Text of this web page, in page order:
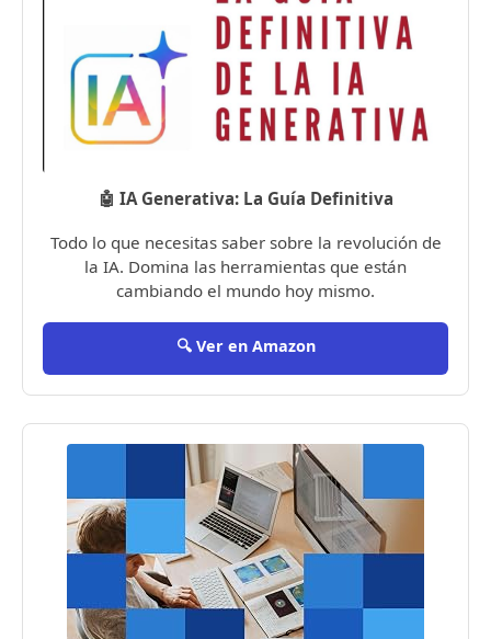
🤖 IA Generativa: La Guía Definitiva
Todo lo que necesitas saber sobre la revolución de
la IA. Domina las herramientas que están
cambiando el mundo hoy mismo.
🔍 Ver en Amazon